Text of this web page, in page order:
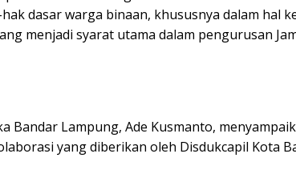
dasar warga binaan, khususnya dalam hal
menjadi syarat utama dalam pengurusan
Bandar Lampung, Ade Kusmanto,
yang diberikan oleh Disdukcapil Kota